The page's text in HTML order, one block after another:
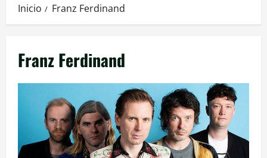
Inicio Franz Ferdinand
Franz Ferdinand